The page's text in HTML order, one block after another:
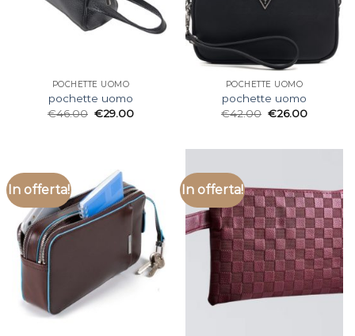
POCHETTE UOMO
pochette uomo
€46.00 €29.00
POCHETTE UOMO
pochette uomo
€42.00 €26.00
In offerta! In offerta!